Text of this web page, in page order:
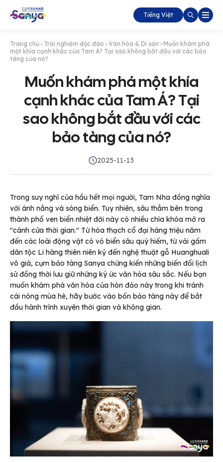
Tiếng Việt
Trang chủ › Trải nghiệm độc đáo › Văn hóa & Di sản › Muốn khám phá
một khía cạnh khác của Tam Á? Tại sao không bắt đầu với các bảo
tàng của nó?
Muốn khám phá một khía
cạnh khác của Tam Á? Tại
sao không bắt đầu với các
bảo tàng của nó?
2025-11-13
Trong suy nghĩ của hầu hết mọi người, Tam Nha đồng nghĩa
với ánh nắng và sóng biển. Tuy nhiên, sâu thẳm bên trong
thành phố ven biển nhiệt đới này có nhiều chìa khóa mở ra
"cánh cửa thời gian." Từ hóa thạch cổ đại hàng triệu năm
đến các loài động vật có vỏ biển sâu quý hiếm, từ vải gấm
dân tộc Li hàng thiên niên kỷ đến nghệ thuật gỗ Huanghuali
vô giá, cụm bảo tàng Sanya chứng kiến những biến đổi lịch
sử đồng thời lưu giữ những ký ức văn hóa sâu sắc. Nếu bạn
muốn khám phá văn hóa của hòn đảo này trong khi tránh
cái nóng mùa hè, hãy bước vào bốn bảo tàng này để bắt
đầu hành trình xuyên thời gian và không gian.